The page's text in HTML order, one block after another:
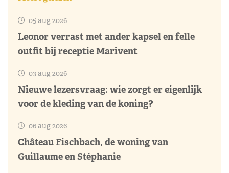
05 aug 2026
Leonor verrast met ander kapsel en felle
outfit bij receptie Marivent
03 aug 2026
Nieuwe lezersvraag: wie zorgt er eigenlijk
voor de kleding van de koning?
06 aug 2026
Château Fischbach, de woning van
Guillaume en Stéphanie